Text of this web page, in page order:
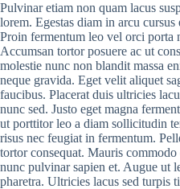
Pulvinar etiam non quam lacus
lorem. Egestas diam in arcu
Proin fermentum leo vel orci porta
Accumsan tortor posuere ac ut
molestie nunc non blandit massa
neque gravida. Eget velit aliquet
faucibus. Placerat duis ultricies
nunc sed. Justo eget magna
ut porttitor leo a diam sollicitudin
risus nec feugiat in fermentum.
tortor consequat. Mauris
nunc pulvinar sapien et. Augue ut
pharetra. Ultricies lacus sed turpis